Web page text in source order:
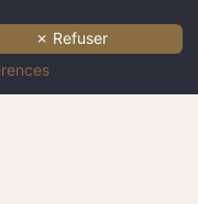
✗ Refuser